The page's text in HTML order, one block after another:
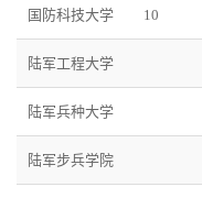
国防科技大学 10
陆军工程大学
陆军兵种大学
陆军步兵学院